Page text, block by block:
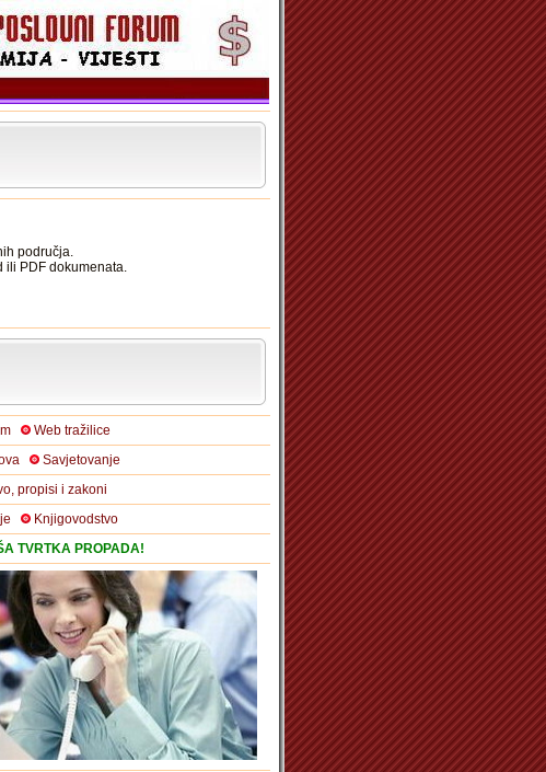
područja.
ili PDF dokumenata.
Web tražilice
Savjetovanje
propisi i zakoni
Knjigovodstvo
TVRTKA PROPADA!